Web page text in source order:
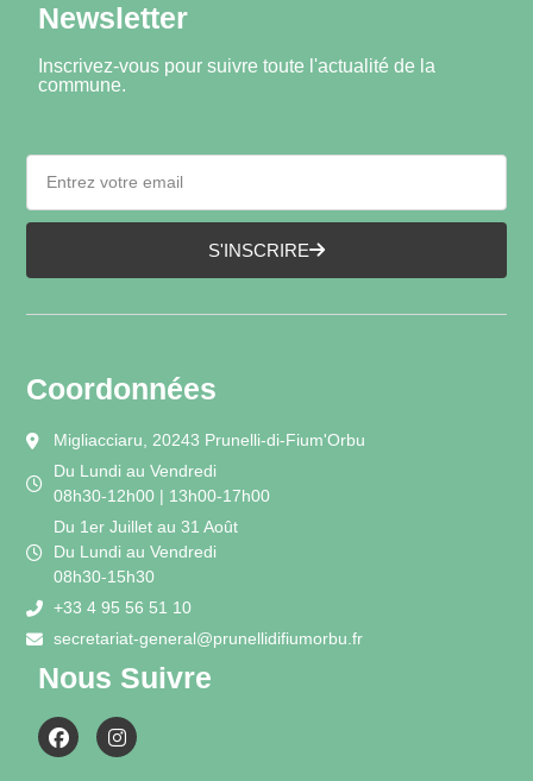
Newsletter
Inscrivez-vous pour suivre toute l'actualité de la
commune.
S'INSCRIRE
Coordonnées
Migliacciaru, 20243 Prunelli-di-Fium'Orbu
Du Lundi au Vendredi
08h30-12h00 | 13h00-17h00
Du 1er Juillet au 31 Août
Du Lundi au Vendredi
08h30-15h30
+33 4 95 56 51 10
secretariat-general@prunellidifiumorbu.fr
Nous Suivre